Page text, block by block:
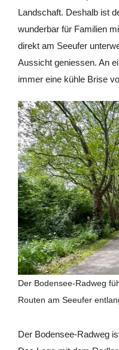
Landschaft. Deshalb ist
wunderbar für Familien
direkt am Seeufer
Aussicht geniessen. An
immer eine kühle Brise
Der Bodensee-Radweg
Routen am Seeufer
Der Bodensee-Radweg